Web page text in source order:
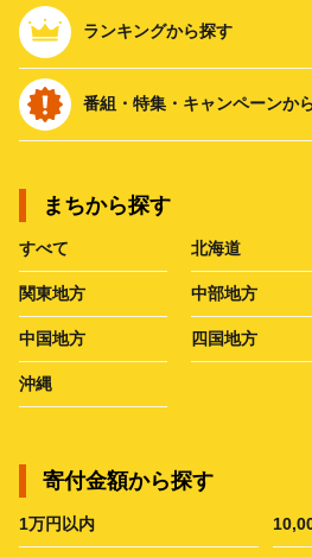
ランキングから探す
番組・特集・キャンペーンか
まちから探す
すべて 北海道
関東地方 中部地方
中国地方 四国地方
沖縄
寄付金額から探す
1万円以内